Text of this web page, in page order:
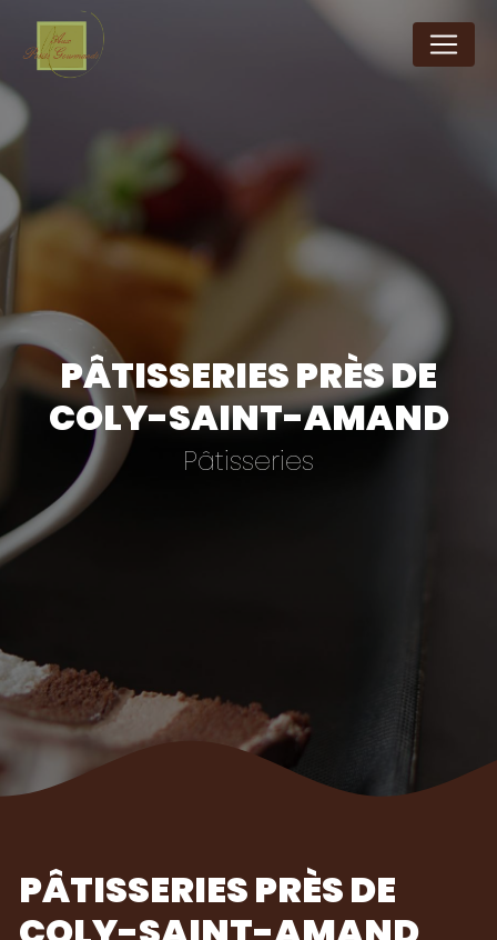
PÂTISSERIES PRÈS DE
COLY-SAINT-AMAND
Pâtisseries
PÂTISSERIES PRÈS DE
Panneau de gestion des cookies